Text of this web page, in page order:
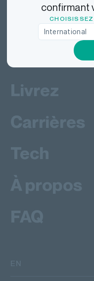
Repérer
Expédier
confirmant
CHOISISSEZ